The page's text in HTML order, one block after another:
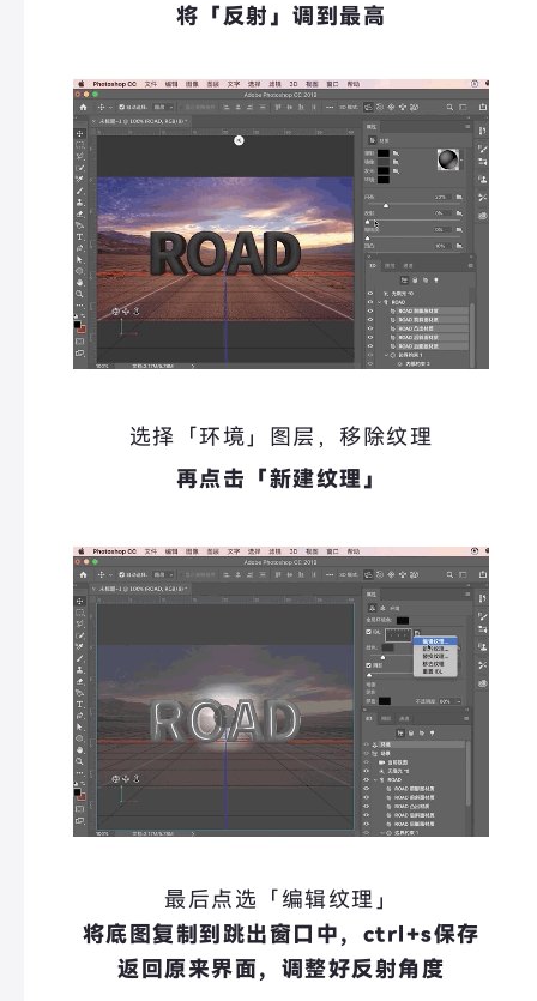
将「反射」调到最高
选择「环境」图层，移除纹理
再点击「新建纹理」
最后点选「编辑纹理 」
将底图复制到跳出窗口中，ctrl+s保存
返回原来界面，调整好反射角度